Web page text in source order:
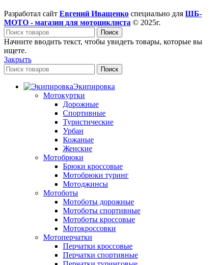
Разработал сайт Евгений Иващенко специально для ШБ-
МОТО - магазин для мотоциклиста © 2025г.
Поиск
Начните вводить текст, чтобы увидеть товары, которые вы
ищете.
Закрыть
Поиск
Экипировка
Мотокуртки
Дорожные
Спортивные
Туристические
Урбан
Кожаные
Женские
Мотобрюки
Брюки кроссовые
Мотобрюки туринг
Мотоджинсы
Мотоботы
Мотоботы дорожные
Мотоботы спортивные
Мотоботы кроссовые
Мотокроссовки
Мотоперчатки
Перчатки кроссовые
Перчатки спортивные